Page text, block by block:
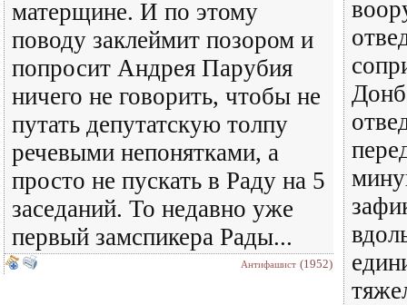
матерщине. И по этому
поводу заклеймит позором и
попросит Андрея Парубия
ничего не говорить, чтобы не
путать депутатскую толпу
речевыми непонятками, а
просто не пускать в Раду на 5
заседаний. То недавно уже
первый замспикера Рады...
Антифашист (1952)